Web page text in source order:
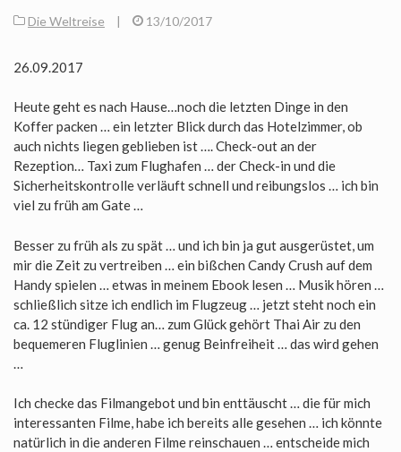
Die Weltreise | 13/10/2017
26.09.2017
Heute geht es nach Hause…noch die letzten Dinge in den
Koffer packen … ein letzter Blick durch das Hotelzimmer, ob
auch nichts liegen geblieben ist …. Check-out an der
Rezeption… Taxi zum Flughafen … der Check-in und die
Sicherheitskontrolle verläuft schnell und reibungslos … ich bin
viel zu früh am Gate …
Besser zu früh als zu spät … und ich bin ja gut ausgerüstet, um
mir die Zeit zu vertreiben … ein bißchen Candy Crush auf dem
Handy spielen … etwas in meinem Ebook lesen … Musik hören …
schließlich sitze ich endlich im Flugzeug … jetzt steht noch ein
ca. 12 stündiger Flug an… zum Glück gehört Thai Air zu den
bequemeren Fluglinien … genug Beinfreiheit … das wird gehen
Ich checke das Filmangebot und bin enttäuscht … die für mich
interessanten Filme, habe ich bereits alle gesehen … ich könnte
natürlich in die anderen Filme reinschauen … entscheide mich